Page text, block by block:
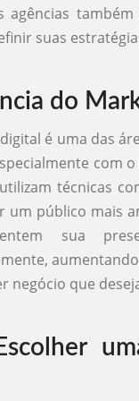
agências
suas
do
é uma das
com
técnicas
um público mais
sua
negócio que